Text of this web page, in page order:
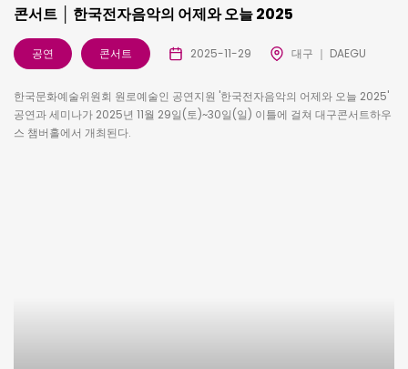
콘서트 │ 한국전자음악의 어제와 오늘 2025
공연 콘서트 2025-11-29 대구 ｜ DAEGU
한국문화예술위원회 원로예술인 공연지원 '한국전자음악의 어제와 오늘 2025'
공연과 세미나가 2025년 11월 29일(토)~30일(일) 이틀에 걸쳐 대구콘서트하우
스 챔버홀에서 개최된다.